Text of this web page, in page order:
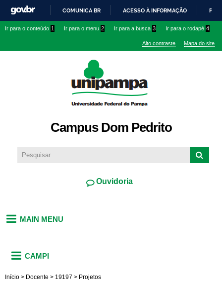
conteúdo
IR
O
COMUNICA BR ACESSO À INFORMAÇÃO
Ir para o conteúdo 1 Ir para o menu 2 Ir para a busca 3 Ir para o rodapé 4
Alto contraste Mapa do site
Campus Dom Pedrito
Ouvidoria
MAIN MENU
CAMPI
Início > Docente > 19197 > Projetos